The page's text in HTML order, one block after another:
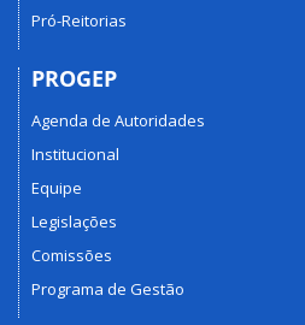
Pró-Reitorias
PROGEP
Agenda de Autoridades
Institucional
Equipe
Legislações
Comissões
Programa de Gestão